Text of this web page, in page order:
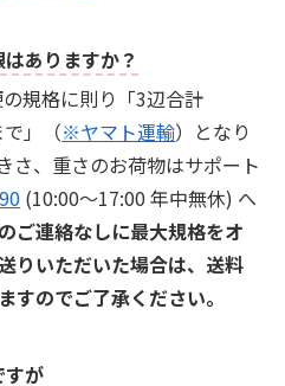
ありますか？
規格に則り「3辺合計
」（※ヤマト運輸）となり
さ、重さのお荷物はサポート
(10:00～17:00 年中無休) へ
ご連絡なしに最大規格をオ
りいただいた場合は、送料
すのでご了承ください。
すが